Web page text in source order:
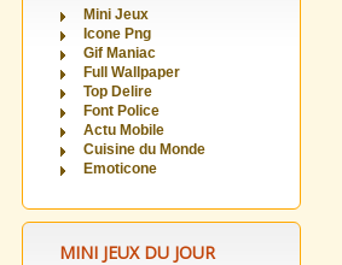
Mini Jeux
Icone Png
Gif Maniac
Full Wallpaper
Top Delire
Font Police
Actu Mobile
Cuisine du Monde
Emoticone
MINI JEUX DU JOUR